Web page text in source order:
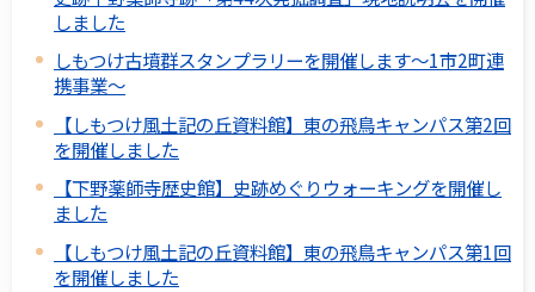
しました
しもつけ古墳群スタンプラリーを開催します～1市2町連
携事業～
【しもつけ風土記の丘資料館】東の飛鳥キャンパス第2回
を開催しました
【下野薬師寺歴史館】史跡めぐりウォーキングを開催し
ました
【しもつけ風土記の丘資料館】東の飛鳥キャンパス第1回
を開催しました